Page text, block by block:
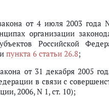
от 4 июля 2003
организации
Российской
пункта 6 статьи 26.8;
от 31 декабря 2005
в связи с
2006, N 1, ст. 10);